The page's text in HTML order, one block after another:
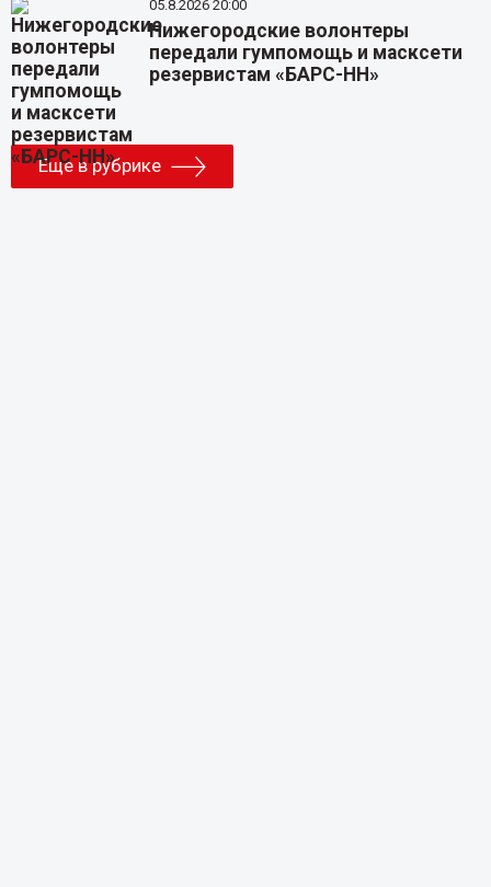
05.8.2026 20:00
Нижегородские волонтеры
передали гумпомощь и масксети
резервистам «БАРС-НН»
Еще в рубрике